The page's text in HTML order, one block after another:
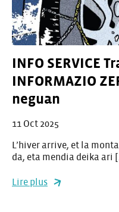
INFO SERVICE
INFORMAZIO
neguan
11 Oct 2025
L’hiver arrive, et la
da, eta mendia deika ari
Lire plus